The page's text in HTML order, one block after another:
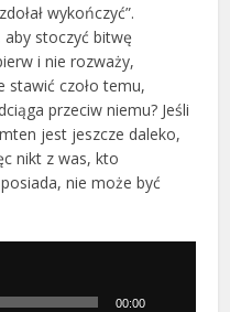
wykończyć”.
stoczyć bitwę
i nie rozważy,
stawić czoło temu,
przeciw niemu? Jeśli
jest jeszcze daleko,
nikt z was, kto
nie może być
00:00